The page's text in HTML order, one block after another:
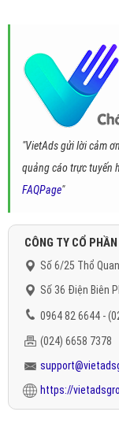
"VietAds gửi lời cảm
quảng cáo trực tuyến
FAQPage"
CÔNG TY CỔ
Số 6/25 Thổ
Số 36 Điện Biên
0964 82 6644 -
(024) 6658 7378
https://